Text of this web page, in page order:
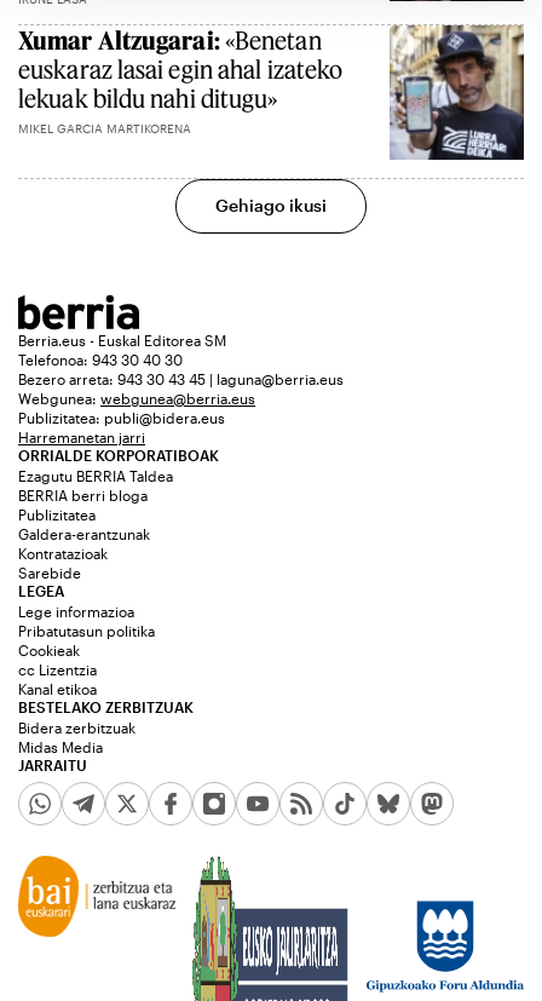
Xumar Altzugarai:«Benetan
euskaraz lasai egin ahal izateko
lekuak bildu nahi ditugu»
MIKEL GARCIA MARTIKORENA
Gehiago ikusi
Berria.eus - Euskal Editorea SM
Telefonoa: 943 30 40 30
Bezero arreta: 943 30 43 45 | laguna@berria.eus
Webgunea: webgunea@berria.eus
Publizitatea: publi@bidera.eus
Harremanetan jarri
ORRIALDE KORPORATIBOAK
Ezagutu BERRIA Taldea
BERRIA berri bloga
Publizitatea
Galdera-erantzunak
Kontratazioak
Sarebide
JARRAITU
LEGEA
Lege informazioa
Pribatutasun politika
Cookieak
cc Lizentzia
Kanal etikoa
BESTELAKO ZERBITZUAK
Bidera zerbitzuak
Midas Media